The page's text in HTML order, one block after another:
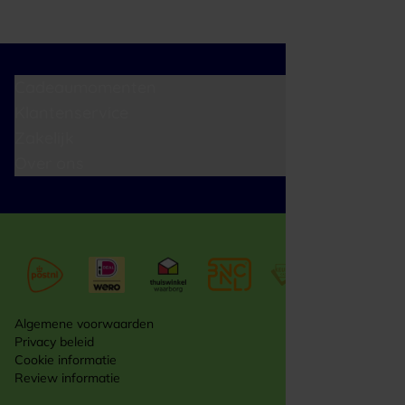
Algemene voorwaarden
Privacy beleid
Cookie informatie
Review informatie